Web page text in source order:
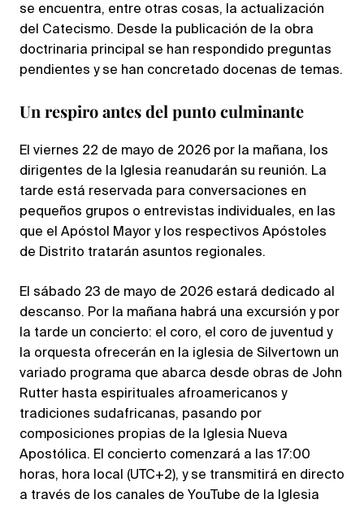
se encuentra, entre otras cosas, la actualización
del Catecismo. Desde la publicación de la obra
doctrinaria principal se han respondido preguntas
pendientes y se han concretado docenas de temas.
Un respiro antes del punto culminante
El viernes 22 de mayo de 2026 por la mañana, los
dirigentes de la Iglesia reanudarán su reunión. La
tarde está reservada para conversaciones en
pequeños grupos o entrevistas individuales, en las
que el Apóstol Mayor y los respectivos Apóstoles
de Distrito tratarán asuntos regionales.
El sábado 23 de mayo de 2026 estará dedicado al
descanso. Por la mañana habrá una excursión y por
la tarde un concierto: el coro, el coro de juventud y
la orquesta ofrecerán en la iglesia de Silvertown un
variado programa que abarca desde obras de John
Rutter hasta espirituales afroamericanos y
tradiciones sudafricanas, pasando por
composiciones propias de la Iglesia Nueva
Apostólica. El concierto comenzará a las 17:00
horas, hora local (UTC+2), y se transmitirá en directo
a través de los canales de YouTube de la Iglesia